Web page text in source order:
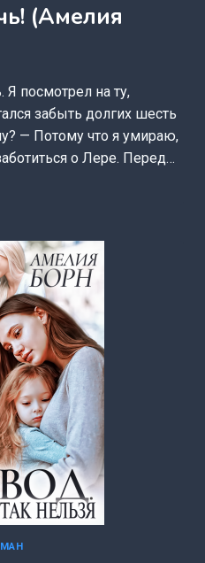
(Амелия
посмотрел на ту,
забыть долгих шесть
— Потому что я умираю,
о Лере. Перед…